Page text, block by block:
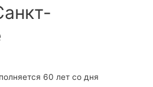
60 лет со дня